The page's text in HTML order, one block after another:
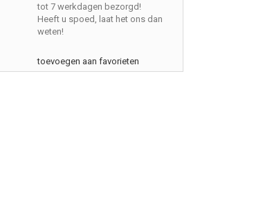
tot 7 werkdagen bezorgd!
Heeft u spoed, laat het ons dan
weten!
toevoegen aan favorieten